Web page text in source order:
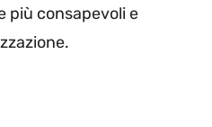
più consapevoli e